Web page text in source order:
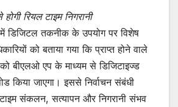
रियल टाइम निगरानी
में डिजिटल तकनीक के उपयोग पर विशेष
को बताया गया कि प्राप्त होने वाले
बीएलओ एप के माध्यम से डिजिटाइज्ड
किया जाएगा। इससे निर्वाचन संबंधी
संकलन, सत्यापन और निगरानी संभव